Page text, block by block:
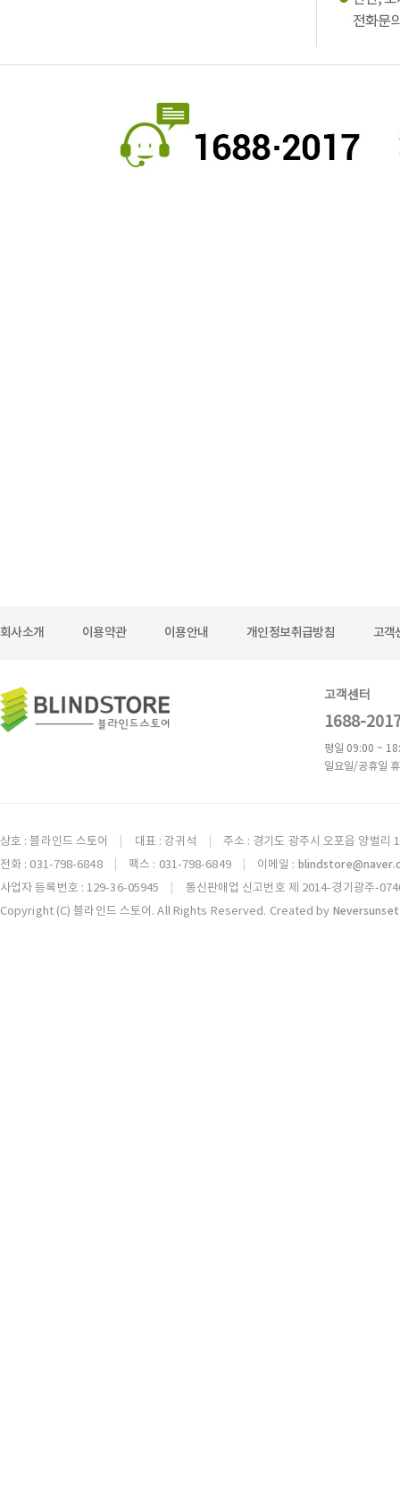
회사소개 이용약관 이용안내 개인정보취급방침 고객
고객센터
1688-
평일 09:00 ~
일요일/공휴일
상호 : 블라인드 스토어 대표 : 강귀석
주소 : 경기도 광주시 오포읍 양벌리
전화 : 031-798-6848
팩스 : 031-798-6849 이메일 :
사업자 등록번호 : 129-36-05945
통신판매업 신고번호 제 2014-경기광주-
Copyright (C) 블라인드 스토어. All Rights Reserved. Created by